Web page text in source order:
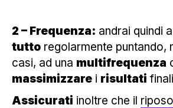
2 – Frequenza: andrai quindi a
tutto regolarmente puntando,
casi, ad una multifrequenza
massimizzare i risultati
Assicurati inoltre che il riposo